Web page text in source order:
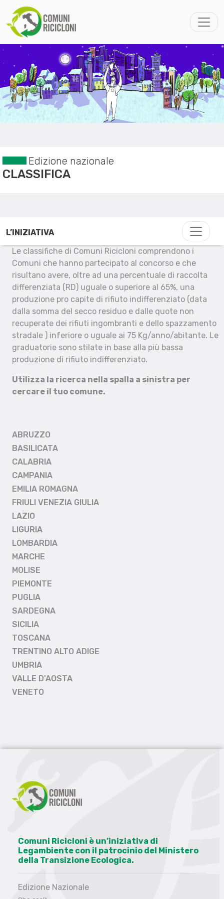
Edizione nazionale
CLASSIFICA
L’INIZIATIVA
Le classifiche di Comuni Ricicloni comprendono i
Comuni che hanno partecipato al concorso e che
risultano avere, oltre ad una percentuale di raccolta
differenziata (RD) uguale o superiore al 65%, una
produzione pro capite di rifiuto indifferenziato (data
dalla somma del secco residuo e dalle quote non
recuperate dei rifiuti ingombranti e dello spazzamento
stradale ) inferiore o uguale ai 75 Kg/anno/abitante. Le
graduatorie sono stilate in base alla più bassa
produzione di rifiuto indifferenziato.
Utilizza la ricerca nella spalla a sinistra per
cercare il tuo comune.
ABRUZZO
BASILICATA
CALABRIA
CAMPANIA
EMILIA ROMAGNA
FRIULI VENEZIA GIULIA
LAZIO
LIGURIA
LOMBARDIA
MARCHE
MOLISE
PIEMONTE
PUGLIA
SARDEGNA
SICILIA
TOSCANA
TRENTINO ALTO ADIGE
UMBRIA
VALLE D'AOSTA
VENETO
Comuni Ricicloni è un’iniziativa di
Legambiente con il patrocinio del Ministero
della Transizione Ecologica.
Edizione Nazionale